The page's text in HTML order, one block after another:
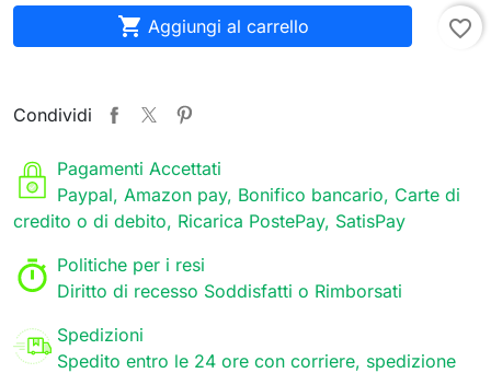
 Aggiungi al carrello favorite_border
Condividi
Pagamenti Accettati
Paypal, Amazon pay, Bonifico bancario, Carte di
credito o di debito, Ricarica PostePay, SatisPay
Politiche per i resi
Diritto di recesso Soddisfatti o Rimborsati
Spedizioni
Spedito entro le 24 ore con corriere, spedizione